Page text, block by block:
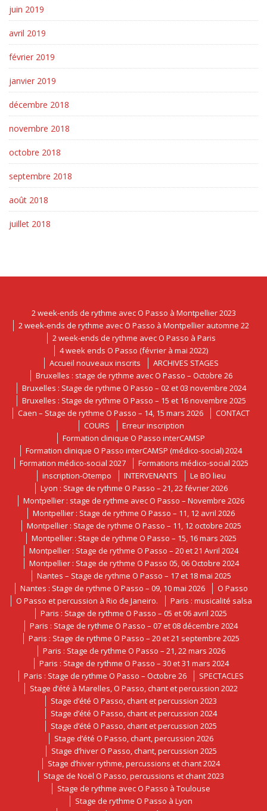
juin 2019
avril 2019
février 2019
janvier 2019
décembre 2018
novembre 2018
octobre 2018
septembre 2018
août 2018
juillet 2018
2 week-ends de rythme avec O Passo à Montpellier 2023
2 week-ends de rythme avec O Passo à Montpellier automne 22
2 week-ends de rythme avec O Passo à Paris
4 week ends O Passo (février à mai 2022)
Accueil nouveaux inscrits
ARCHIVES STAGES
Bruxelles : stage de rythme avec O Passo – Octobre 26
Bruxelles : Stage de rythme O Passo – 02 et 03 novembre 2024
Bruxelles : Stage de rythme O Passo – 15 et 16 novembre 2025
Caen – Stage de rythme O Passo – 14, 15 mars 2026
CONTACT
COURS
Erreur inscription
Formation clinique O Passo interCAMSP
Formation clinique O Passo interCAMSP (médico-social) 2024
Formation médico-social 2027
Formations médico-social 2025
inscription-Otempo
INTERVENANTS
Le BO lieu
Lyon : Stage de rythme O Passo – 21, 22 février 2026
Montpellier : stage de rythme avec O Passo – Novembre 2026
Montpellier : Stage de rythme O Passo – 11, 12 avril 2026
Montpellier : Stage de rythme O Passo – 11, 12 octobre 2025
Montpellier : Stage de rythme O Passo – 15, 16 mars 2025
Montpellier : Stage de rythme O Passo – 20 et 21 Avril 2024
Montpellier : Stage de rythme O Passo 05, 06 Octobre 2024
Nantes – Stage de rythme O Passo – 17 et 18 mai 2025
Nantes : Stage de rythme O Passo – 09, 10 mai 2026
O Passo
O Passo et percussion à Rio de Janeiro.
Paris : musicalité salsa
Paris : Stage de rythme O Passo – 05 et 06 avril 2025
Paris : Stage de rythme O Passo – 07 et 08 décembre 2024
Paris : Stage de rythme O Passo – 20 et 21 septembre 2025
Paris : Stage de rythme O Passo – 21, 22 mars 2026
Paris : Stage de rythme O Passo – 30 et 31 mars 2024
Paris : Stage de rythme O Passo – Octobre 26
SPECTACLES
Stage d’été à Marelles, O Passo, chant et percussion 2022
Stage d’été O Passo, chant et percussion 2023
Stage d’été O Passo, chant et percussion 2024
Stage d’été O Passo, chant et percussion 2025
Stage d’été O Passo, chant, percussion 2026
Stage d’hiver O Passo, chant, percussion 2025
Stage d’hiver rythme, percussions et chant 2024
Stage de Noël O Passo, percussions et chant 2023
Stage de rythme avec O Passo à Toulouse
Stage de rythme O Passo à Lyon